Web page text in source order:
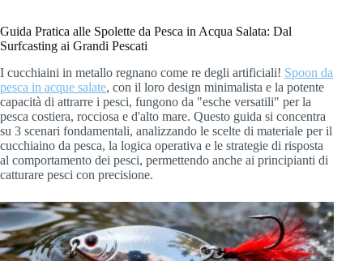
Guida Pratica alle Spolette da Pesca in Acqua Salata: Dal
Surfcasting ai Grandi Pescati
I cucchiaini in metallo regnano come re degli artificiali! Spoon da
pesca in acque salate, con il loro design minimalista e la potente
capacità di attrarre i pesci, fungono da "esche versatili" per la
pesca costiera, rocciosa e d'alto mare. Questo guida si concentra
su 3 scenari fondamentali, analizzando le scelte di materiale per il
cucchiaino da pesca, la logica operativa e le strategie di risposta
al comportamento dei pesci, permettendo anche ai principianti di
catturare pesci con precisione.